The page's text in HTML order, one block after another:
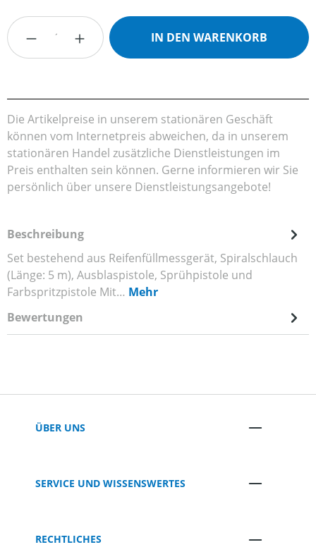
Produkt Anzahl: Gib den gewünschten
IN DEN WARENKORB
Die Artikelpreise in unserem stationären Geschäft
können vom Internetpreis abweichen, da in unserem
stationären Handel zusätzliche Dienstleistungen im
Preis enthalten sein können. Gerne informieren wir Sie
persönlich über unsere Dienstleistungsangebote!
Beschreibung
Set bestehend aus Reifenfüllmessgerät, Spiralschlauch
(Länge: 5 m), Ausblaspistole, Sprühpistole und
Farbspritzpistole Mit… Mehr
Bewertungen
ÜBER UNS
SERVICE UND WISSENSWERTES
RECHTLICHES